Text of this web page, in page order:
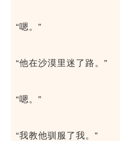
“嗯。”
“他在沙漠里迷了路。”
“嗯。”
“我教他驯服了我。”